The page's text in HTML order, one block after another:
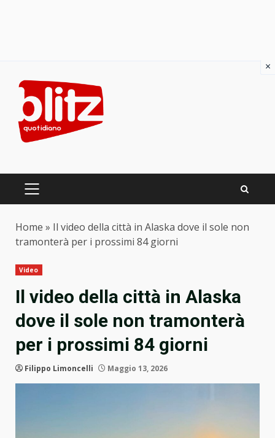
content
PRIMARY
Home » Il video della città in Alaska dove il sole non
tramonterà per i prossimi 84 giorni
Video
Il video della città in Alaska
dove il sole non tramonterà
per i prossimi 84 giorni
Filippo Limoncelli Maggio 13, 2026
×